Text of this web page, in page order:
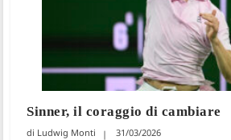
Sinner, il coraggio di cambiare
Ludwig Monti 31/03/2026